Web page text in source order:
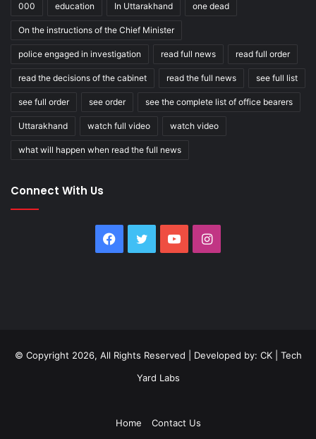
000 education In Uttarakhand one dead
On the instructions of the Chief Minister
police engaged in investigation read full news read full order
read the decisions of the cabinet read the full news see full list
see full order see order see the complete list of office bearers
Uttarakhand watch full video watch video
what will happen when read the full news
Connect With Us
Facebook
Twitter YouTubeInstagram
© Copyright 2026, All Rights Reserved | Developed by: CK| Tech
Yard Labs
Home Contact Us